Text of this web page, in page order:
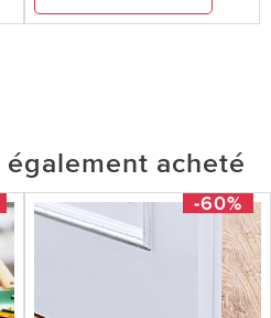
acheté
-60%